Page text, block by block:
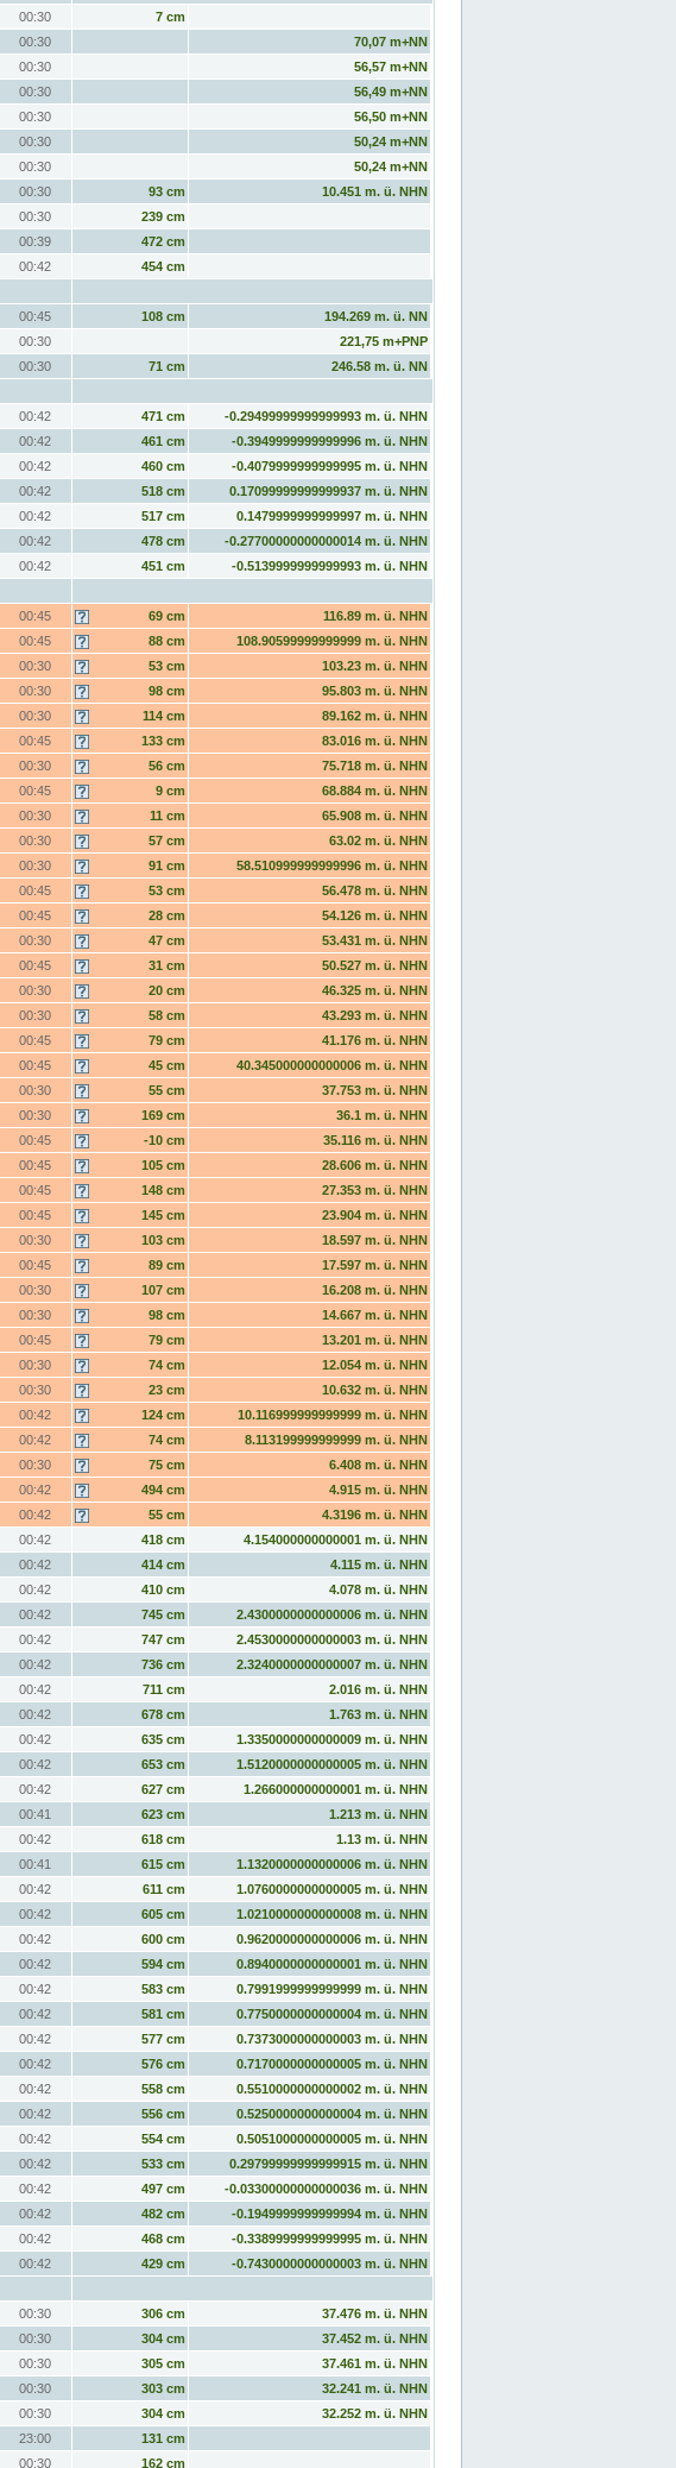
00:30
7 cm
00:30
70,07 m+NN
00:30
56,57 m+NN
00:30
56,49 m+NN
00:30
56,50 m+NN
00:30
50,24 m+NN
00:30
50,24 m+NN
00:30 93 cm
10.451 m. ü. NHN
00:30
239 cm
00:39
472 cm
00:42
454 cm
00:45 108 cm
194.269 m. ü. NN
00:30
221,75 m+PNP
00:30 71 cm
246.58 m. ü. NN
00:42 471 cm
-0.29499999999999993 m. ü. NHN
00:42 461 cm
-0.3949999999999996 m. ü. NHN
00:42 460 cm
-0.4079999999999995 m. ü. NHN
00:42 518 cm
0.17099999999999937 m. ü. NHN
00:42 517 cm
0.1479999999999997 m. ü. NHN
00:42 478 cm
-0.27700000000000014 m. ü. NHN
00:42 451 cm
-0.5139999999999993 m. ü. NHN
00:45 69 cm
116.89 m. ü. NHN
00:45 88 cm
108.90599999999999 m. ü. NHN
00:30 53 cm
103.23 m. ü. NHN
00:30 98 cm
95.803 m. ü. NHN
00:30 114 cm
89.162 m. ü. NHN
00:45 133 cm
83.016 m. ü. NHN
00:30 56 cm
75.718 m. ü. NHN
00:45 9 cm
68.884 m. ü. NHN
00:30 11 cm
65.908 m. ü. NHN
00:30 57 cm
63.02 m. ü. NHN
00:30 91 cm
58.510999999999996 m. ü. NHN
00:45 53 cm
56.478 m. ü. NHN
00:45 28 cm
54.126 m. ü. NHN
00:30 47 cm
53.431 m. ü. NHN
00:45 31 cm
50.527 m. ü. NHN
00:30 20 cm
46.325 m. ü. NHN
00:30 58 cm
43.293 m. ü. NHN
00:45 79 cm
41.176 m. ü. NHN
00:45 45 cm
40.345000000000006 m. ü. NHN
00:30 55 cm
37.753 m. ü. NHN
00:30 169 cm
36.1 m. ü. NHN
00:45 -10 cm
35.116 m. ü. NHN
00:45 105 cm
28.606 m. ü. NHN
00:45 148 cm
27.353 m. ü. NHN
00:45 145 cm
23.904 m. ü. NHN
00:30 103 cm
18.597 m. ü. NHN
00:45 89 cm
17.597 m. ü. NHN
00:30 107 cm
16.208 m. ü. NHN
00:30 98 cm
14.667 m. ü. NHN
00:45 79 cm
13.201 m. ü. NHN
00:30 74 cm
12.054 m. ü. NHN
00:30 23 cm
10.632 m. ü. NHN
00:42 124 cm
10.116999999999999 m. ü. NHN
00:42 74 cm
8.113199999999999 m. ü. NHN
00:30 75 cm
6.408 m. ü. NHN
00:42 494 cm
4.915 m. ü. NHN
00:42 55 cm
4.3196 m. ü. NHN
00:42 418 cm
4.154000000000001 m. ü. NHN
00:42 414 cm
4.115 m. ü. NHN
00:42 410 cm
4.078 m. ü. NHN
00:42 745 cm
2.4300000000000006 m. ü. NHN
00:42 747 cm
2.4530000000000003 m. ü. NHN
00:42 736 cm
2.3240000000000007 m. ü. NHN
00:42 711 cm
2.016 m. ü. NHN
00:42 678 cm
1.763 m. ü. NHN
00:42 635 cm
1.3350000000000009 m. ü. NHN
00:42 653 cm
1.5120000000000005 m. ü. NHN
00:42 627 cm
1.266000000000001 m. ü. NHN
00:41 623 cm
1.213 m. ü. NHN
00:42 618 cm
1.13 m. ü. NHN
00:41 615 cm
1.1320000000000006 m. ü. NHN
00:42 611 cm
1.0760000000000005 m. ü. NHN
00:42 605 cm
1.0210000000000008 m. ü. NHN
00:42 600 cm
0.9620000000000006 m. ü. NHN
00:42 594 cm
0.8940000000000001 m. ü. NHN
00:42 583 cm
0.7991999999999999 m. ü. NHN
00:42 581 cm
0.7750000000000004 m. ü. NHN
00:42 577 cm
0.7373000000000003 m. ü. NHN
00:42 576 cm
0.7170000000000005 m. ü. NHN
00:42 558 cm
0.5510000000000002 m. ü. NHN
00:42 556 cm
0.5250000000000004 m. ü. NHN
00:42 554 cm
0.5051000000000005 m. ü. NHN
00:42 533 cm
0.29799999999999915 m. ü. NHN
00:42 497 cm
-0.03300000000000036 m. ü. NHN
00:42 482 cm
-0.1949999999999994 m. ü. NHN
00:42 468 cm
-0.3389999999999995 m. ü. NHN
00:42 429 cm
-0.7430000000000003 m. ü. NHN
00:30 306 cm
37.476 m. ü. NHN
00:30 304 cm
37.452 m. ü. NHN
00:30 305 cm
37.461 m. ü. NHN
00:30 303 cm
32.241 m. ü. NHN
00:30 304 cm
32.252 m. ü. NHN
23:00
131 cm
00:30 162 cm